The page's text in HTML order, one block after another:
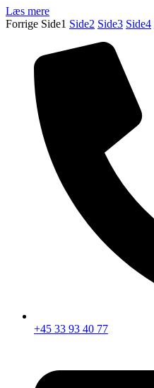
Læs mere
Forrige Side1 Side2 Side3 Side4
+45 33 93 40 77